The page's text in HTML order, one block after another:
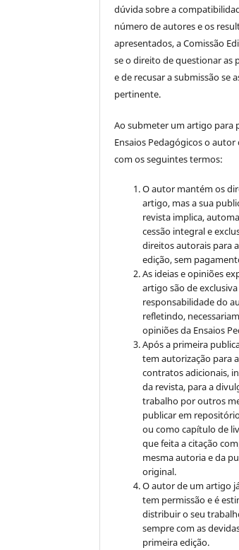
dúvida sobre a
número de autores e os
apresentados, a Comissão
se o direito de questionar as
e de recusar a submissão se
pertinente.
Ao submeter um artigo para
Ensaios Pedagógicos o
com os seguintes termos:
O autor mantém os
artigo, mas a sua
revista implica,
cessão integral e
direitos autorais para
edição, sem
As ideias e opiniões
artigo são de exclusiva
responsabilidade do
refletindo,
opiniões da Ensaios
Após a primeira
tem autorização para
contratos adicionais,
da revista, para a
trabalho por outros
publicar em
ou como capítulo de
que feita a citação
mesma autoria e da
original.
O autor de um artigo
tem permissão e é
distribuir o seu
sempre com as
primeira edição.